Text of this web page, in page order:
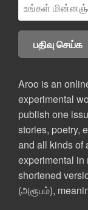
Aroo is an
experimental
publish one
stories, poetry,
and all kinds of
experimental in
shortened
(அரூபம்),